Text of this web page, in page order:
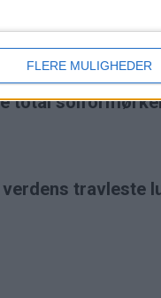
FLERE MULIGHEDER
efter
Easyjet for 5,7
britiske lavprisselskab.
total
travleste